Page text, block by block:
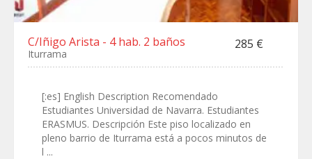
C/Iñigo Arista - 4 hab. 2 baños 285 €
Iturrama
[:es] English Description Recomendado
Estudiantes Universidad de Navarra. Estudiantes
ERASMUS. Descripción Este piso localizado en
pleno barrio de Iturrama está a pocos minutos de
l ...